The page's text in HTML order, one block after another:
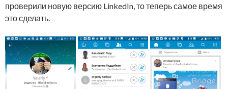
проверили новую версию LinkedIn, то теперь самое время
это сделать.